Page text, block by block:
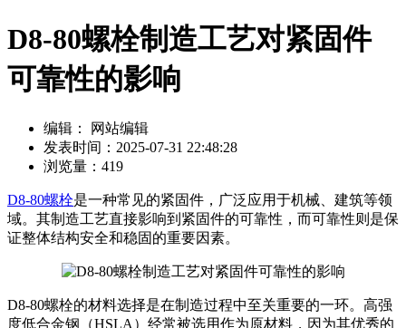
D8-80螺栓制造工艺对紧固件
可靠性的影响
编辑： 网站编辑
发表时间：2025-07-31 22:48:28
浏览量：419
D8-80螺栓是一种常见的紧固件，广泛应用于机械、建筑等领
域。其制造工艺直接影响到紧固件的可靠性，而可靠性则是保
证整体结构安全和稳固的重要因素。
D8-80螺栓的材料选择是在制造过程中至关重要的一环。高强
度低合金钢（HSLA）经常被选用作为原材料，因为其优秀的